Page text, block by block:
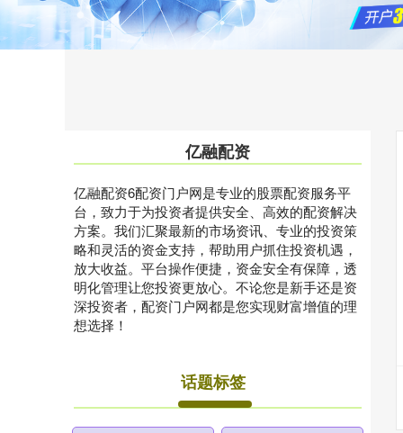
亿融配资
亿融配资6配资门户网是专业的股票配资服务平
台，致力于为投资者提供安全、高效的配资解决
方案。我们汇聚最新的市场资讯、专业的投资策
略和灵活的资金支持，帮助用户抓住投资机遇，
放大收益。平台操作便捷，资金安全有保障，透
明化管理让您投资更放心。不论您是新手还是资
深投资者，配资门户网都是您实现财富增值的理
想选择！
话题标签